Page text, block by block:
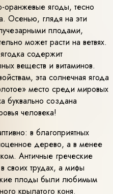
ягоды, тесно
Осенью, глядя на эти
плодами,
может расти на ветвях.
содержит
веществ и витаминов.
эта солнечная ягода
место среди мировых
буквально создана
человека!
в благоприятных
дерево, а в менее
Античные греческие
своих трудах, а мифы
плоды были любимым
крылатого коня.